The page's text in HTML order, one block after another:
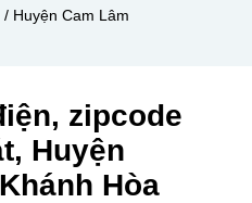
/ Huyện Cam Lâm
zipcode
Huyện
Hòa